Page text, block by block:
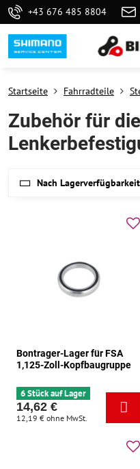
+43 676 485 8804
Startseite Fahrradteile
Zubehör für die
Nach Lagerverfügbarkeit
Bontrager-Lager für FSA
1,125-Zoll-Kopfbaugruppe
6 Stück auf Lager
14,62 €
12,19 € ohne MwSt.